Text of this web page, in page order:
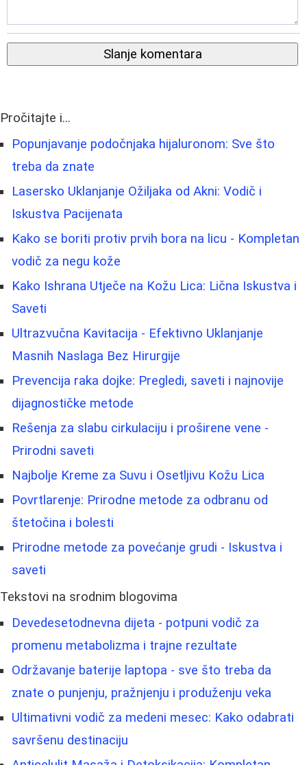
Slanje komentara
Pročitajte i...
Popunjavanje podočnjaka hijaluronom: Sve što
treba da znate
Lasersko Uklanjanje Ožiljaka od Akni: Vodič i
Iskustva Pacijenata
Kako se boriti protiv prvih bora na licu - Kompletan
vodič za negu kože
Kako Ishrana Utječe na Kožu Lica: Lična Iskustva i
Saveti
Ultrazvučna Kavitacija - Efektivno Uklanjanje
Masnih Naslaga Bez Hirurgije
Prevencija raka dojke: Pregledi, saveti i najnovije
dijagnostičke metode
Rešenja za slabu cirkulaciju i proširene vene -
Prirodni saveti
Najbolje Kreme za Suvu i Osetljivu Kožu Lica
Povrtlarenje: Prirodne metode za odbranu od
štetočina i bolesti
Prirodne metode za povećanje grudi - Iskustva i
saveti
Tekstovi na srodnim blogovima
Devedesetodnevna dijeta - potpuni vodič za
promenu metabolizma i trajne rezultate
Održavanje baterije laptopa - sve što treba da
znate o punjenju, pražnjenju i produženju veka
Ultimativni vodič za medeni mesec: Kako odabrati
savršenu destinaciju